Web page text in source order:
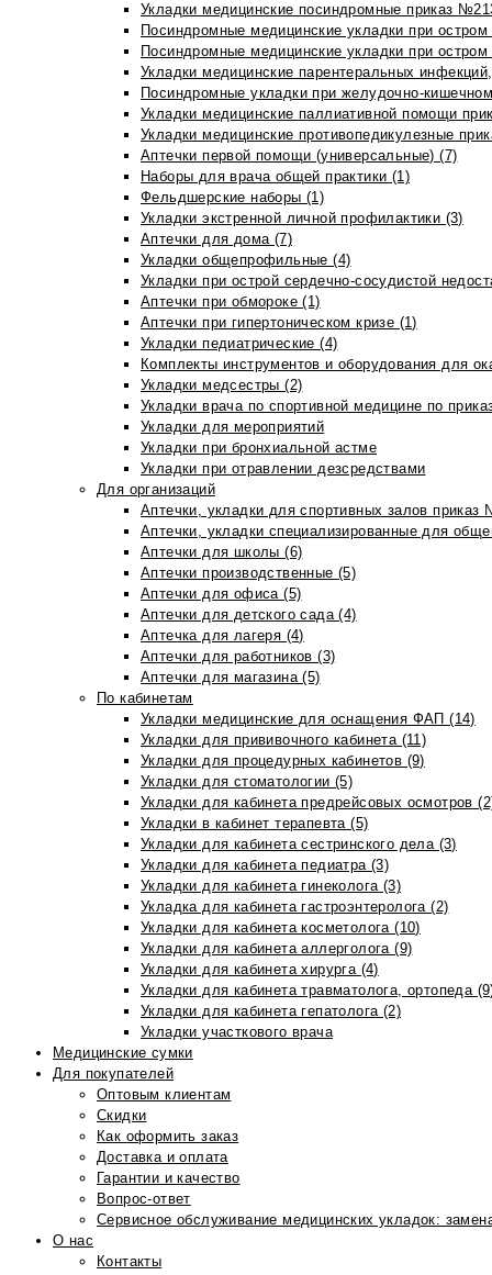
Укладки медицинские посиндромные приказ
Посиндромные медицинские укладки при
Посиндромные медицинские укладки при
Укладки медицинские парентеральных
Посиндромные укладки при желудочно-
Укладки медицинские паллиативной помощи
Укладки медицинские противопедикулезные
Аптечки первой помощи (универсальные) (7)
Наборы для врача общей практики (1)
Фельдшерские наборы (1)
Укладки экстренной личной профилактики (3)
Аптечки для дома (7)
Укладки общепрофильные (4)
Укладки при острой сердечно-сосудистой
Аптечки при обмороке (1)
Аптечки при гипертоническом кризе (1)
Укладки педиатрические (4)
Комплекты инструментов и оборудования для
Укладки медсестры (2)
Укладки врача по спортивной медицине по
Укладки для мероприятий
Укладки при бронхиальной астме
Укладки при отравлении дезсредствами
Для организаций
Аптечки, укладки для спортивных залов приказ
Аптечки, укладки специализированные для
Аптечки для школы (6)
Аптечки производственные (5)
Аптечки для офиса (5)
Аптечки для детского сада (4)
Аптечка для лагеря (4)
Аптечки для работников (3)
Аптечки для магазина (5)
По кабинетам
Укладки медицинские для оснащения ФАП (14)
Укладки для прививочного кабинета (11)
Укладки для процедурных кабинетов (9)
Укладки для стоматологии (5)
Укладки для кабинета предрейсовых осмотров
Укладки в кабинет терапевта (5)
Укладки для кабинета сестринского дела (3)
Укладки для кабинета педиатра (3)
Укладки для кабинета гинеколога (3)
Укладка для кабинета гастроэнтеролога (2)
Укладки для кабинета косметолога (10)
Укладки для кабинета аллерголога (9)
Укладки для кабинета хирурга (4)
Укладки для кабинета травматолога, ортопеда
Укладки для кабинета гепатолога (2)
Укладки участкового врача
Медицинские сумки
Для покупателей
Оптовым клиентам
Скидки
Как оформить заказ
Доставка и оплата
Гарантии и качество
Вопрос-ответ
Сервисное обслуживание медицинских укладок:
О нас
Контакты